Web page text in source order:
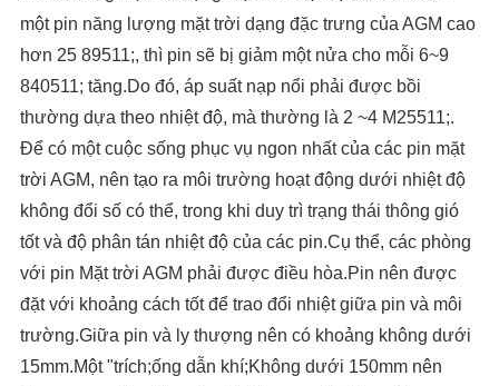
một pin năng lượng mặt trời dạng đặc trưng của AGM cao
hơn 25 89511;, thì pin sẽ bị giảm một nửa cho mỗi 6~9
840511; tăng.Do đó, áp suất nạp nổi phải được bồi
thường dựa theo nhiệt độ, mà thường là 2 ~4 M25511;.
Để có một cuộc sống phục vụ ngon nhất của các pin mặt
trời AGM, nên tạo ra môi trường hoạt động dưới nhiệt độ
không đổi số có thể, trong khi duy trì trạng thái thông gió
tốt và độ phân tán nhiệt độ của các pin.Cụ thể, các phòng
với pin Mặt trời AGM phải được điều hòa.Pin nên được
đặt với khoảng cách tốt để trao đổi nhiệt giữa pin và môi
trường.Giữa pin và ly thượng nên có khoảng không dưới
15mm.Một "trích;ống dẫn khí;Không dưới 150mm nên